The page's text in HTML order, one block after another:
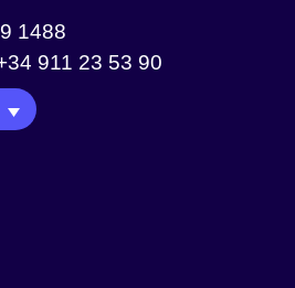
1488
911 23 53 90